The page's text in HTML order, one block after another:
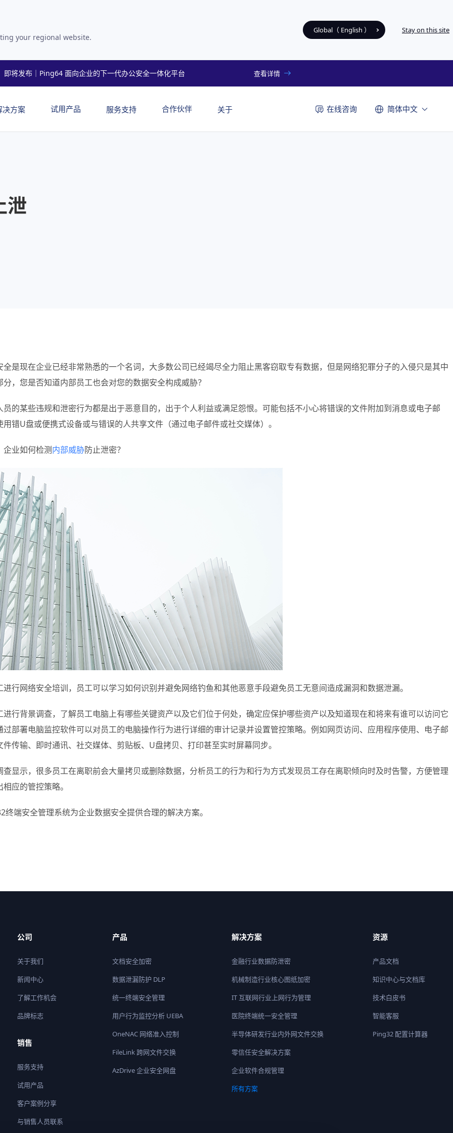
your regional website.
Global（ English ） Stay on this site
即将发布｜Ping64 面向企业的下一代办公安全一体化平台 查看详情
决方案 试用产品 服务支持 合作伙伴 关于 在线咨询 简体中文
泄
全是现在企业已经非常熟悉的一个名词，大多数公司已经竭尽全力阻止黑客窃取专有数据，但是网络犯罪分子的入侵只是其中
分，您是否知道内部员工也会对您的数据安全构成威胁？
员的某些违规和泄密行为都是出于恶意目的，出于个人利益或满足怨恨。可能包括不小心将错误的文件附加到消息或电子邮
用错U盘或便携式设备或与错误的人共享文件（通过电子邮件或社交媒体）。
企业如何检测内部威胁防止泄密？
进行网络安全培训，员工可以学习如何识别并避免网络钓鱼和其他恶意手段避免员工无意间造成漏洞和数据泄漏。
进行背景调查，了解员工电脑上有哪些关键资产以及它们位于何处，确定应保护哪些资产以及知道现在和将来有谁可以访问它
过部署电脑监控软件可以对员工的电脑操作行为进行详细的审计记录并设置管控策略。例如网页访问、应用程序使用、电子邮
件传输、即时通讯、社交媒体、剪贴板、U盘拷贝、打印甚至实时屏幕同步。
查显示，很多员工在离职前会大量拷贝或删除数据，分析员工的行为和行为方式发现员工存在离职倾向时及时告警，方便管理
应的管控策略。
终端安全管理系统为企业数据安全提供合理的解决方案。
公司
关于我们
新闻中心
了解工作机会
品牌标志
销售
服务支持
试用产品
客户案例分享
与销售人员联系
产品
文档安全加密
数据泄漏防护 DLP
统一终端安全管理
用户行为监控分析 UEBA
OneNAC 网络准入控制
FileLink 跨网文件交换
AzDrive 企业安全网盘
解决方案
金融行业数据防泄密
机械制造行业核心图纸加密
IT 互联网行业上网行为管理
医院终端统一安全管理
半导体研发行业内外网文件交换
零信任安全解决方案
企业软件合规管理
所有方案
资源
产品文档
知识中心与文档库
技术白皮书
智能客服
Ping32 配置计算器